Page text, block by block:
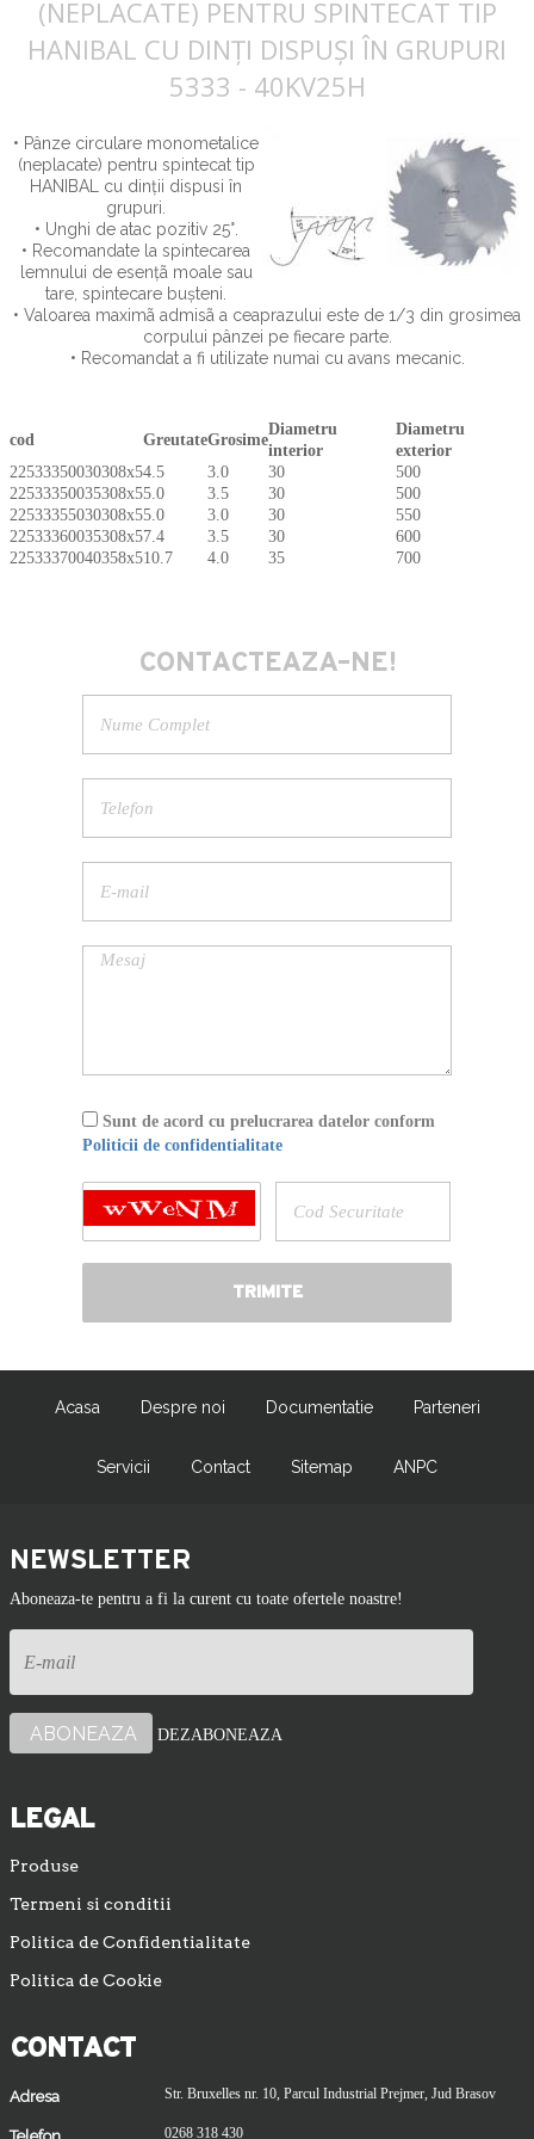
(NEPLACATE) PENTRU SPINTECAT TIP
HANIBAL CU DINŢI DISPUŞI ÎN GRUPURI
5333 - 40KV25H
• Pânze circulare monometalice
(neplacate) pentru spintecat tip
HANIBAL cu dinţii dispusi în
grupuri.
• Unghi de atac pozitiv 25°.
• Recomandate la spintecarea
lemnului de esenţã moale sau
tare, spintecare buşteni.
• Valoarea maximã admisã a ceaprazului este de 1/3 din grosimea
corpului pânzei pe fiecare parte.
• Recomandat a fi utilizate numai cu avans mecanic.
cod GreutateGrosime
Diametru
interior
Diametru
exterior
22533350030308x54.5 3.0 30
500
22533350035308x55.0 3.5 30
500
22533355030308x55.0 3.0 30
550
22533360035308x57.4 3.5 30
600
22533370040358x510.7 4.0 35 700
CONTACTEAZA-NE!
Sunt de acord cu prelucrarea datelor conform
Politicii de confidentialitate
Acasa Despre noi Documentatie Parteneri
Servicii Contact Sitemap ANPC
NEWSLETTER
Aboneaza-te pentru a fi la curent cu toate ofertele noastre!
DEZABONEAZA
LEGAL
Produse
Termeni si conditii
Politica de Confidentialitate
Politica de Cookie
CONTACT
Adresa Str. Bruxelles nr. 10, Parcul Industrial Prejmer, Jud Brasov
0268 318 430